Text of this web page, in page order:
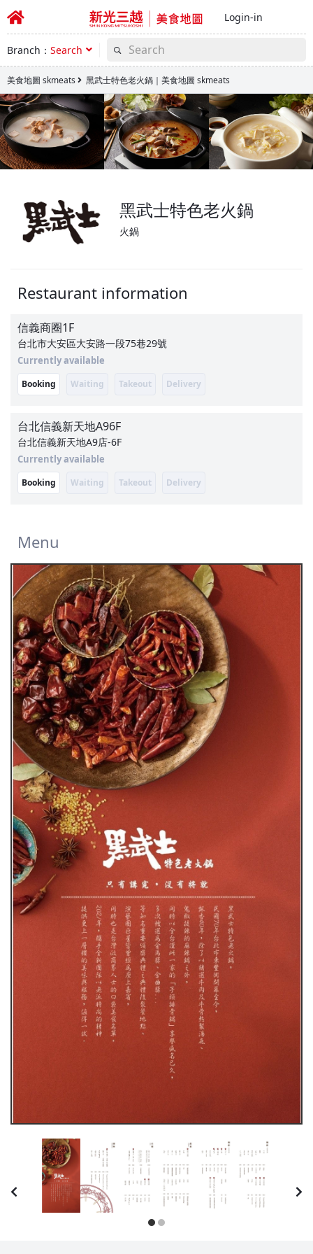
Login-in
Branch： Search
美食地圖 skmeats 黑武士特色老火鍋｜美食地圖 skmeats
黑武士特色老火鍋
火鍋
Restaurant information
信義商圈1F
台北市大安區大安路一段75巷29號
Currently available
Booking Waiting Takeout Delivery
台北信義新天地A96F
台北信義新天地A9店-6F
Currently available
Booking Waiting Takeout Delivery
Menu